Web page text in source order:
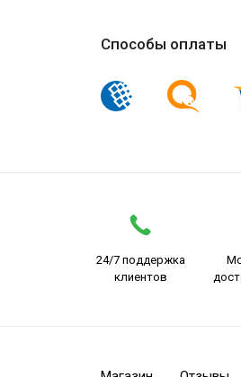
Способы оплаты
24/7 поддержка
клиентов